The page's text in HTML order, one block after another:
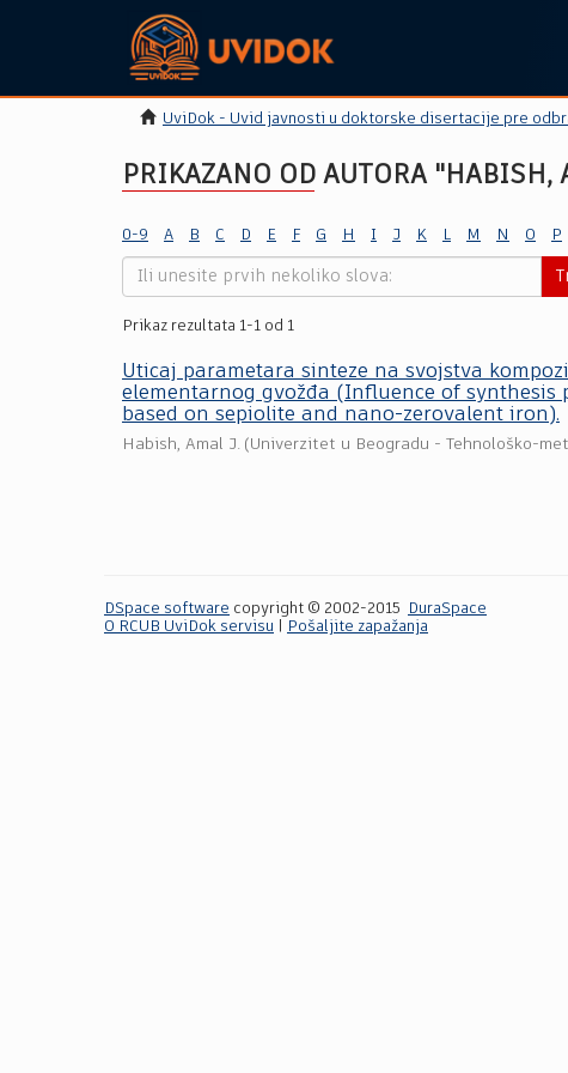
UviDok - Uvid javnosti u doktorske disertacije pre
PRIKAZANO OD AUTORA "HABISH,
0-9 A B C D E F G H I J K L M N O P
Prikaz rezultata 1-1 od 1
Uticaj parametara sinteze na svojstva
elementarnog gvožđa (Influence of synthesis
based on sepiolite and nano-zerovalent iron).
Habish, Amal J. (Univerzitet u Beogradu - Tehnološko-
DSpace software copyright © 2002-2015
DuraSpace
O RCUB UviDok servisu
Pošaljite zapažanja